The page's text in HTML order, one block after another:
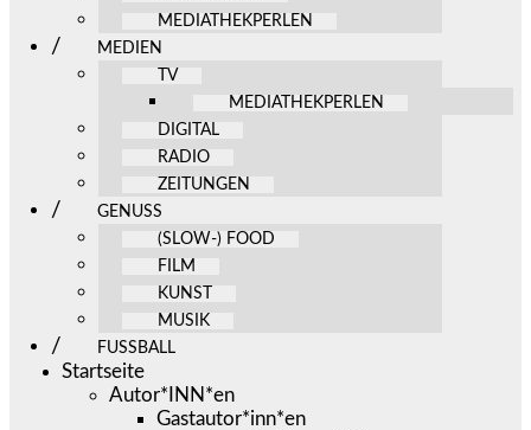
MEDIATHEKPERLEN
MEDIEN
TV
MEDIATHEKPERLEN
DIGITAL
RADIO
ZEITUNGEN
GENUSS
(SLOW-) FOOD
FILM
KUNST
MUSIK
FUSSBALL
Startseite
Autor*INN*en
Gastautor*inn*en